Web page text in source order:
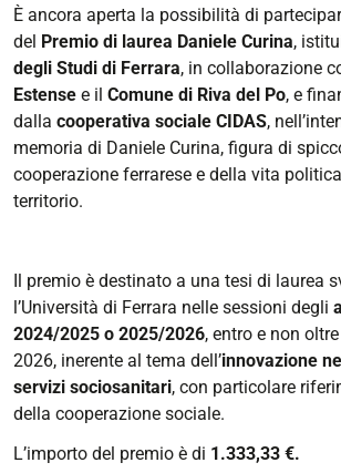
https://corsi.unife.it/it/design/eventi/
premio-
di-
laurea-
daniele-
curina
Bando
Premio
Daniele
Curina
2026-
07-
09T00:00:00+02:00
01-
È ancora aperta la possibilità di
del Premio di laurea Daniele Curina,
degli Studi di Ferrara, in collaborazione
Estense e il Comune di Riva del Po, e
dalla cooperativa sociale CIDAS,
memoria di Daniele Curina, figura di
cooperazione ferrarese e della vita
territorio.
Il premio è destinato a una tesi di laurea
l’Università di Ferrara nelle sessioni degli
2024/2025 o 2025/2026, entro e non
2026, inerente al tema dell’innovazione
servizi sociosanitari, con particolare
della cooperazione sociale.
L’importo del premio è di 1.333,33 €.